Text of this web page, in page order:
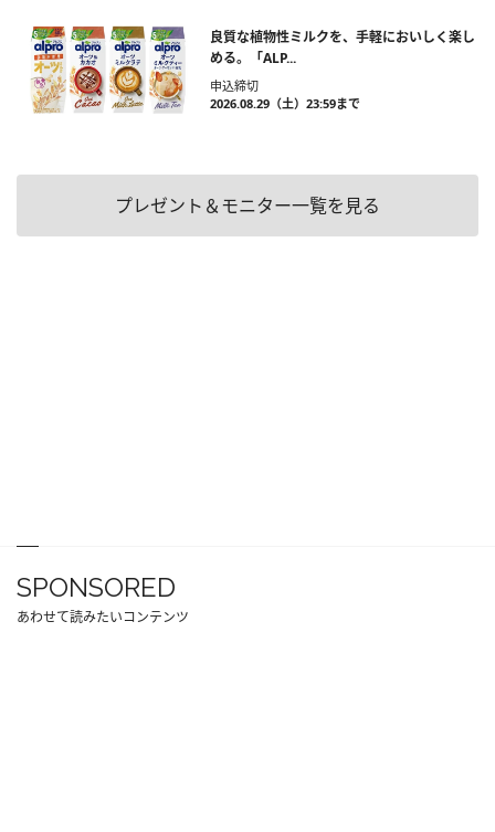
良質な植物性ミルクを、手軽においしく楽し
める。「ALP...
申込締切
2026.08.29（土）23:59まで
プレゼント＆モニター一覧を見る
SPONSORED
あわせて読みたいコンテンツ